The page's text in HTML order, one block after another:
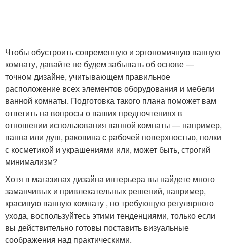
Чтобы обустроить современную и эргономичную ванную
комнату, давайте не будем забывать об основе —
точном дизайне, учитывающем правильное
расположение всех элементов оборудования и мебели
ванной комнаты. Подготовка такого плана поможет вам
ответить на вопросы о ваших предпочтениях в
отношении использования ванной комнаты — например,
ванна или душ, раковина с рабочей поверхностью, полки
с косметикой и украшениями или, может быть, строгий
минимализм?
Хотя в магазинах дизайна интерьера вы найдете много
заманчивых и привлекательных решений, например,
красивую ванную комнату , но требующую регулярного
ухода, воспользуйтесь этими тенденциями, только если
вы действительно готовы поставить визуальные
соображения над практическими.